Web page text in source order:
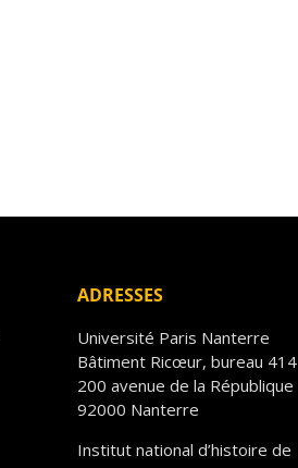
ADRESSES
Université Paris Nanterre
Bâtiment Ricœur, bureau 414
200 avenue de la République
92000 Nanterre
Institut national d’histoire de